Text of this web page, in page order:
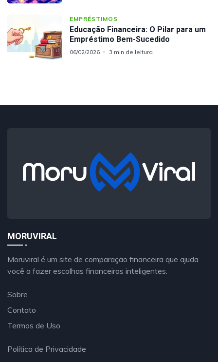
EMPRÉSTIMOS
Educação Financeira: O Pilar para um
Empréstimo Bem-Sucedido
06/02/2026 3 min de leitura
MORUVIRAL
Moruviral é um site de comparação financeira que ajuda
você a fazer escolhas financeiras inteligentes.
Sobre
Contato
Termos de Uso
Política de Privacidade